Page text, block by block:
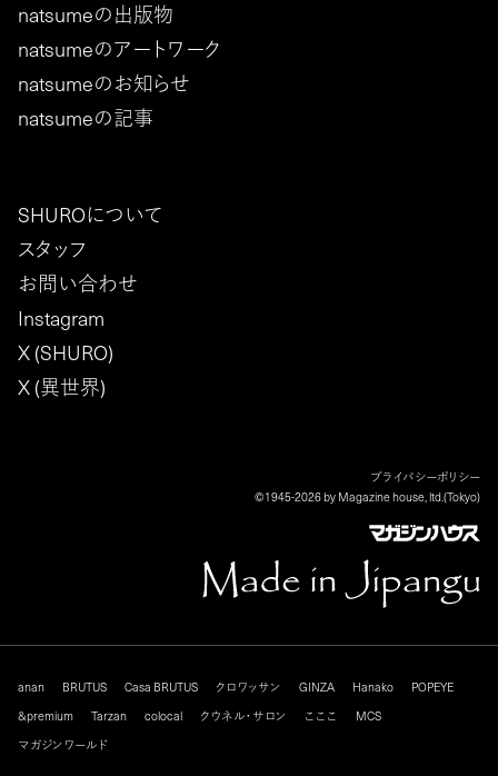
natsumeの出版物
natsumeのアートワーク
natsumeのお知らせ
natsumeの記事
SHUROについて
スタッフ
お問い合わせ
Instagram
X (SHURO)
X (異世界)
プライバシーポリシー
©1945-2026 by Magazine house, ltd.(Tokyo)
anan BRUTUS Casa BRUTUS クロワッサン GINZA Hanako
POPEYE
&premium
Tarzan colocal クウネル・サロン こここ
MCS
マガジンワールド